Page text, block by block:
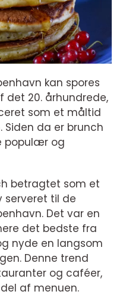
kan spores
det 20. århundrede,
som et måltid
Siden da er brunch
populær og
betragtet som et
serveret til de
Det var en
det bedste fra
nyde en langsom
Denne trend
og caféer,
af menuen.